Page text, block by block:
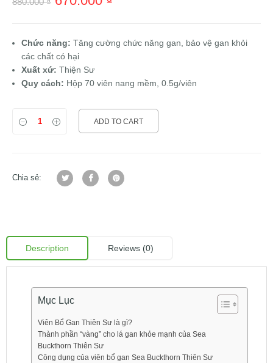
Chức năng: Tăng cường chức năng gan, bảo vệ gan khỏi
các chất có hại
Xuất xứ: Thiện Sư
Quy cách: Hộp 70 viên nang mềm, 0.5g/viên
ADD TO CART
Chia sẻ:
Description Reviews (0)
Mục Lục
Viên Bổ Gan Thiên Sư là gì?
Thành phần “vàng” cho lá gan khỏe mạnh của Sea
Buckthorn Thiên Sư
Công dụng của viên bổ gan Sea Buckthorn Thiên Sư